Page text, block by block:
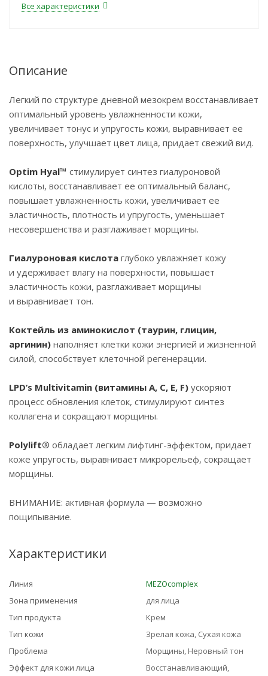
Все характеристики
Описание
Легкий по структуре дневной мезокрем восстанавливает
оптимальный уровень увлажненности кожи,
увеличивает тонус и упругость кожи, выравнивает ее
поверхность, улучшает цвет лица, придает свежий вид.
Optim Hyal™ стимулирует синтез гиалуроновой
кислоты, восстанавливает ее оптимальный баланс,
повышает увлажненность кожи, увеличивает ее
эластичность, плотность и упругость, уменьшает
несовершенства и разглаживает морщины.
Гиалуроновая кислота глубоко увлажняет кожу
и удерживает влагу на поверхности, повышает
эластичность кожи, разглаживает морщины
и выравнивает тон.
Коктейль из аминокислот (таурин, глицин,
аргинин) наполняет клетки кожи энергией и жизненной
силой, способствует клеточной регенерации.
LPD’s Multivitamin (витамины A, C, E, F) ускоряют
процесс обновления клеток, стимулируют синтез
коллагена и сокращают морщины.
Polylift® обладает легким лифтинг-эффектом, придает
коже упругость, выравнивает микрорельеф, сокращает
морщины.
ВНИМАНИЕ: активная формула — возможно
пощипывание.
Характеристики
Линия
MEZOcomplex
Зона применения
для лица
Тип продукта
Крем
Тип кожи
Зрелая кожа, Сухая кожа
Проблема
Морщины, Неровный тон
Эффект для кожи лица
Восстанавливающий,